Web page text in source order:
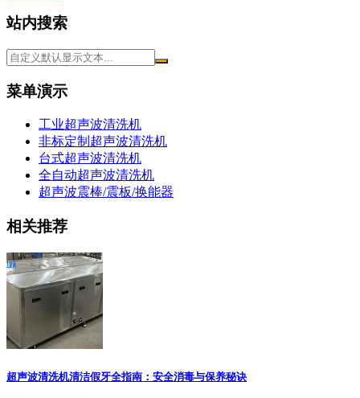
站内搜索
菜单演示
工业超声波清洗机
非标定制超声波清洗机
台式超声波清洗机
全自动超声波清洗机
超声波震棒/震板/换能器
相关推荐
超声波清洗机清洁假牙全指南：安全消毒与保养秘诀